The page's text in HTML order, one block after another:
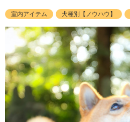
室内アイテム 犬種別【ノウハウ】